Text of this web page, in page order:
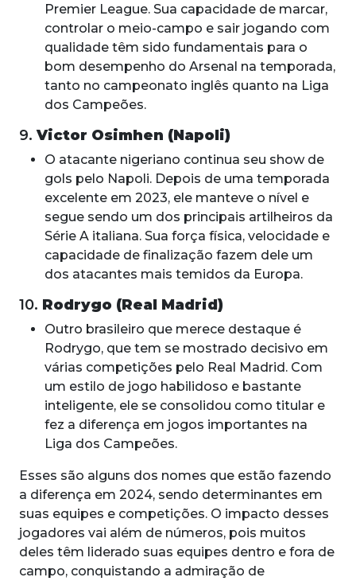
Premier League. Sua capacidade de marcar,
controlar o meio-campo e sair jogando com
qualidade têm sido fundamentais para o
bom desempenho do Arsenal na temporada,
tanto no campeonato inglês quanto na Liga
dos Campeões.
9.Victor Osimhen (Napoli)
O atacante nigeriano continua seu show de
gols pelo Napoli. Depois de uma temporada
excelente em 2023, ele manteve o nível e
segue sendo um dos principais artilheiros da
Série A italiana. Sua força física, velocidade e
capacidade de finalização fazem dele um
dos atacantes mais temidos da Europa.
10. Rodrygo (Real Madrid)
Outro brasileiro que merece destaque é
Rodrygo, que tem se mostrado decisivo em
várias competições pelo Real Madrid. Com
um estilo de jogo habilidoso e bastante
inteligente, ele se consolidou como titular e
fez a diferença em jogos importantes na
Liga dos Campeões.
Esses são alguns dos nomes que estão fazendo
a diferença em 2024, sendo determinantes em
suas equipes e competições. O impacto desses
jogadores vai além de números, pois muitos
deles têm liderado suas equipes dentro e fora de
campo, conquistando a admiração de